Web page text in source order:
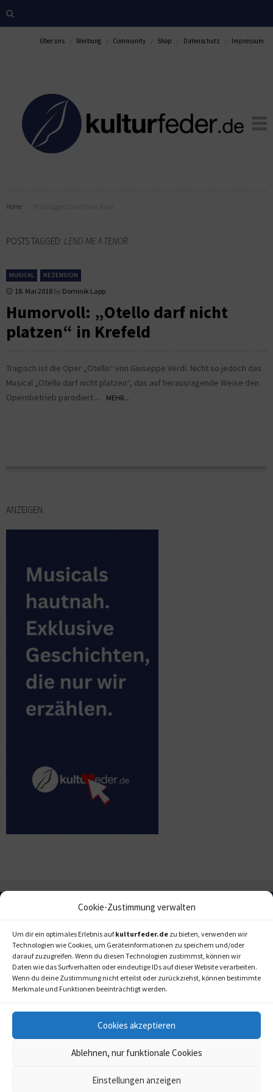
Cookie-Zustimmung verwalten
Um dir ein optimales Erlebnis aufkulturfeder.de zu bieten, verwenden wir
Technologien wie Cookies, um Geräteinformationen zu speichern und/oder
darauf zuzugreifen. Wenn du diesen Technologien zustimmst, können wir
Daten wie das Surfverhalten oder eindeutige IDs auf dieser Website verarbeiten.
Wenn du deine Zustimmung nicht erteilst oder zurückziehst, können bestimmte
Merkmale und Funktionen beeinträchtigt werden.
Cookies akzeptieren
Ablehnen, nur funktionale Cookies
Einstellungen anzeigen
Über uns Werbung Community Shop Datenschutz Impressum
Home
POSTS TAGGED: LEND ME A TENOR
MUSICAL REZENSION
18. Mai 2018 by Dominik Lapp
Humorvoll: „Otello darf nicht
platzen“ in Krefeld
Tragisch ist die Oper „Otello“ von Giuseppe Verdi. Nicht so jedoch das
Musical „Otello darf nicht platzen“, das auf herausragende Weise den
Opernbetrieb parodiert....
MEHR...
ANZEIGEN
© 2006-2020 LAPPmedien+events
kulturfeder.de –